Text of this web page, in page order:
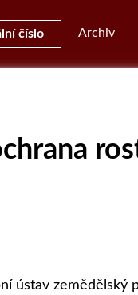
číslo Archiv
ústav